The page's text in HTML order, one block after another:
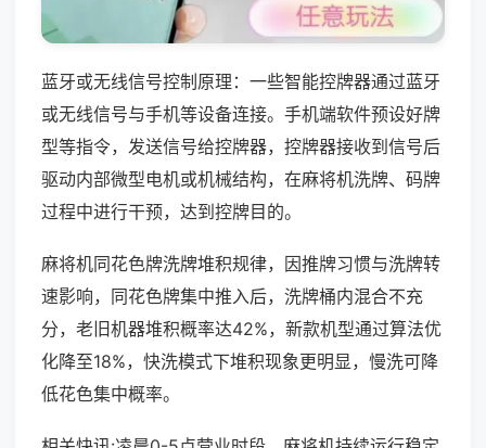
蓝牙或无线信号控制原理：一些智能控牌器通过蓝牙
或无线信号与手机等设备连接。手机端软件预设好牌
型等指令，发送信号给控牌器，控牌器接收到信号后
驱动内部微型电机或机械结构，在麻将机洗牌、码牌
过程中进行干预，达到控牌目的。
麻将机同花色牌洗牌堆积规律，因推牌习惯与洗牌转
速影响，同花色牌集中推入后，洗牌桶内混合不充
分，老旧机器堆积概率达42%，新款机型通过算法优
化降至18%，快洗模式下堆积现象更明显，慢洗可降
低花色集中概率。